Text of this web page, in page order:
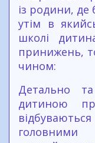
із родини, де
утім в
школі
принижень,
чином:
Детально
дитиною
головними